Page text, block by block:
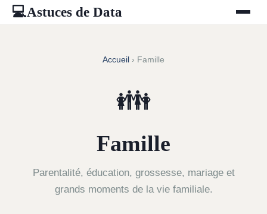
💻Astuces de Data
Accueil › Famille
👪
Famille
Parentalité, éducation, grossesse, mariage et
grands moments de la vie familiale.